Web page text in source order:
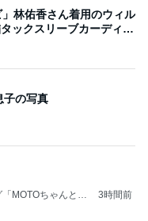
林佑香さん着用のウィル
ックスリーブカーディガ
子の写真
MOTOちゃんとの
3時間前